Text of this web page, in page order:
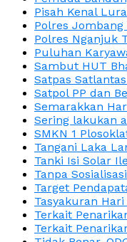
Pisah Kenal
Polres
Polres Nganjuk
Puluhan
Sambut HUT
Satpas
Satpol PP dan
Semarakkan
Sering lakukan
SMKN 1
Tangani Laka
Tanki Isi Solar
Tanpa
Target
Tasyakuran
Terkait
Terkait